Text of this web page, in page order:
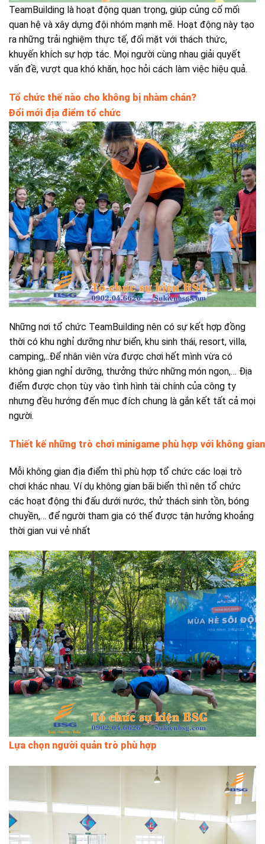
TeamBuilding là hoạt động quan trọng, giúp củng cố mối
quan hệ và xây dựng đội nhóm mạnh mẽ. Hoạt động này tạo
ra những trải nghiệm thực tế, đối mặt với thách thức,
khuyến khích sự hợp tác. Mọi người cùng nhau giải quyết
vấn đề, vượt qua khó khăn, học hỏi cách làm việc hiệu quả.
Tổ chức thế nào cho không bị nhàm chán?
Đổi mới địa điểm tổ chức
Những nơi tổ chức TeamBuilding nên có sự kết hợp đồng
thời có khu nghỉ dưỡng như biển, khu sinh thái, resort, villa,
camping,..Để nhân viên vừa được chơi hết mình vừa có
không gian nghỉ dưỡng, thưởng thức những món ngon,… Địa
điểm được chọn tùy vào tình hình tài chính của công ty
nhưng đều hướng đến mục đích chung là gắn kết tất cả mọi
người.
Thiết kế những trò chơi minigame phù hợp với không gian
Mỗi không gian địa điểm thì phù hợp tổ chức các loại trò
chơi khác nhau. Ví dụ không gian bãi biển thì nên tổ chức
các hoạt động thi đấu dưới nước, thử thách sinh tồn, bóng
chuyền,… để người tham gia có thể được tận hưởng khoảng
thời gian vui vẻ nhất
Lựa chọn người quản trò phù hợp